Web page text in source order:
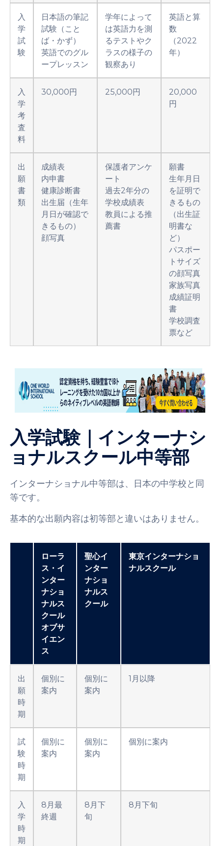
入
学
試
験
日本語の筆記
試験（こと
ば・かず）
英語でのグル
ープレッスン
学年によって
は英語力を測
るテストやク
ラスの様子の
観察あり
英語と算
数
（2022
年）
入
学
考
査
料
30,000円 25,000円
20,000
円
出
願
書
類
成績表
内申書
健康診断書
出生届（生年
月日が確認で
きるもの）
顔写真
保護者アンケ
ート
過去2年分の
学校成績表
教員による推
薦書
願書
生年月日
を証明で
きるもの
（出生証
明書な
ど）
パスポー
トサイズ
の顔写真
家族写真
成績証明
書
学校調査
票など
入学試験｜インターナシ
ョナルスクール中等部
インターナショナル中等部は、日本の中学校と同
等です。
基本的な出願内容は初等部と違いはありません。
ローラ
ス・イ
ンター
ナショ
ナルス
クール
オブサ
イエン
ス
聖心イ
ンター
ナショ
ナルス
クール
東京インターナショ
ナルスクール
出
願
時
期
個別に
案内
個別に
案内
1月以降
試
験
時
期
個別に
案内
個別に
案内
個別に案内
入
学
時
期
8月最
終週
8月下
旬
8月下旬